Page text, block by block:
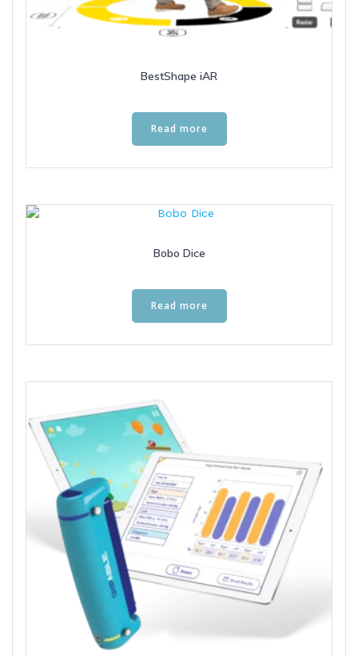
BestShape iAR
Read more
Bobo Dice
Read more